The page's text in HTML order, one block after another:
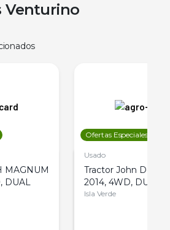
Venturino
MAGNUM
DUAL
Ofertas Especiales
Usado
Tractor John Deere
2014, 4WD, DUAL
Isla Verde